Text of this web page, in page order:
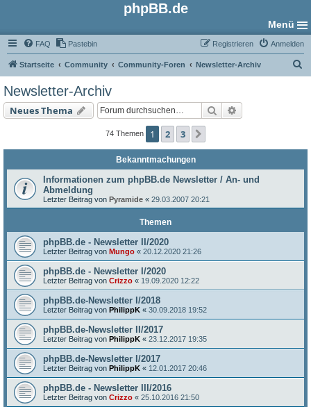
phpBB.de
Menü
FAQ Pastebin Anmelden
Registrieren
Startseite Community Community-Foren Newsletter-Archiv
Newsletter-Archiv
Neues Thema Suche
74 Themen 1 2 3
Bekanntmachungen
Informationen zum phpBB.de Newsletter / An- und
Abmeldung
Letzter Beitrag von Pyramide « 29.03.2007 20:21
Themen
phpBB.de - Newsletter II/2020
Letzter Beitrag von Mungo « 20.12.2020 21:26
phpBB.de - Newsletter I/2020
Letzter Beitrag von Crizzo « 19.09.2020 12:22
phpBB.de-Newsletter I/2018
Letzter Beitrag von PhilippK « 30.09.2018 19:52
phpBB.de-Newsletter II/2017
Letzter Beitrag von PhilippK « 23.12.2017 19:35
phpBB.de-Newsletter I/2017
Letzter Beitrag von PhilippK « 12.01.2017 20:46
phpBB.de - Newsletter III/2016
Letzter Beitrag von Crizzo « 25.10.2016 21:50